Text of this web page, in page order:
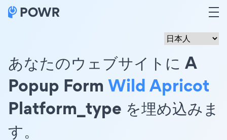
あなたのウェブサイトに A
Popup Form Wild Apricot
Platform_type を埋め込みま
す。